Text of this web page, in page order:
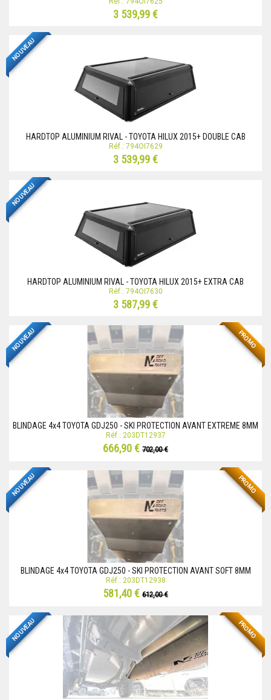
3 539,99 €
NOUVEAU
HARDTOP ALUMINIUM RIVAL - TOYOTA HILUX 2015+ DOUBLE CAB
Réf.: 794OI7629
3 539,99 €
NOUVEAU
HARDTOP ALUMINIUM RIVAL - TOYOTA HILUX 2015+ EXTRA CAB
Réf.: 794OI7630
3 587,99 €
PROMO
NOUVEAU
BLINDAGE 4x4 TOYOTA GDJ250 - SKI PROTECTION AVANT EXTREME 8MM
Réf.: 203DT12937
666,90 € 702,00 €
PROMO
NOUVEAU
BLINDAGE 4x4 TOYOTA GDJ250 - SKI PROTECTION AVANT SOFT 8MM
Réf.: 203DT12938
581,40 € 612,00 €
PROMO
NOUVEAU